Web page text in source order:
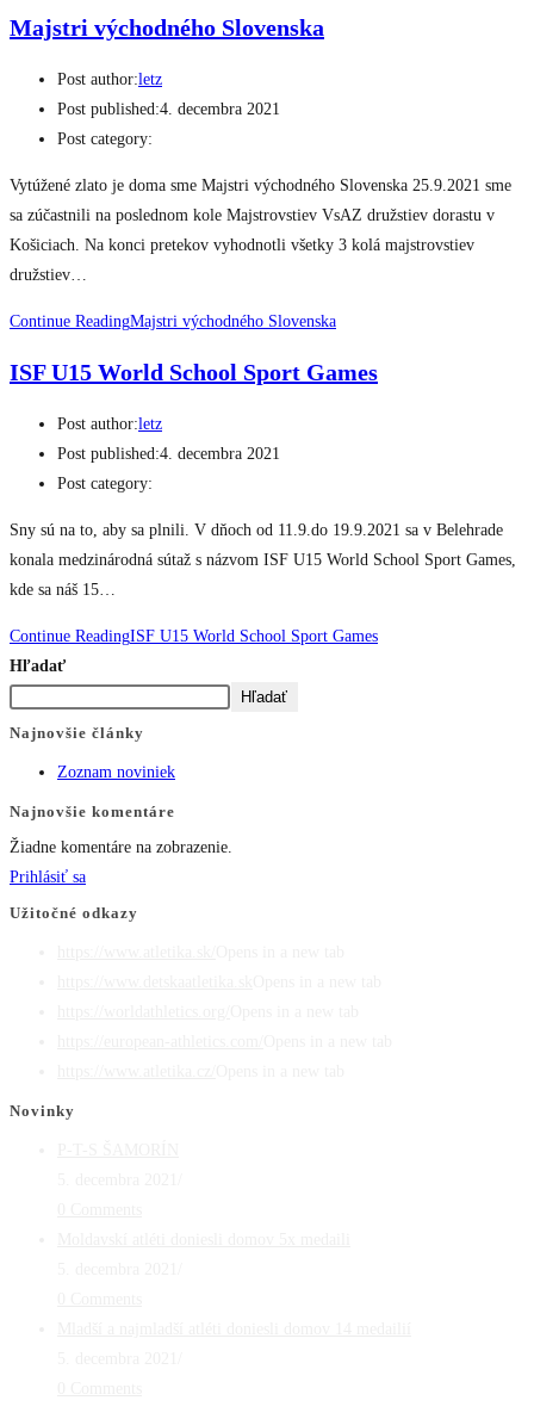
Majstri východného Slovenska
Post author:letz
Post published:4. decembra 2021
Post category:
Vytúžené zlato je doma sme Majstri východného Slovenska 25.9.2021 sme
sa zúčastnili na poslednom kole Majstrovstiev VsAZ družstiev dorastu v
Košiciach. Na konci pretekov vyhodnotli všetky 3 kolá majstrovstiev
družstiev…
Continue ReadingMajstri východného Slovenska
ISF U15 World School Sport Games
Post author:letz
Post published:4. decembra 2021
Post category:
Sny sú na to, aby sa plnili. V dňoch od 11.9.do 19.9.2021 sa v Belehrade
konala medzinárodná sútaž s názvom ISF U15 World School Sport Games,
kde sa náš 15…
Continue ReadingISF U15 World School Sport Games
Hľadať
Hľadať
Najnovšie články
Zoznam noviniek
Najnovšie komentáre
Žiadne komentáre na zobrazenie.
Prihlásiť sa
Užitočné odkazy
Novinky